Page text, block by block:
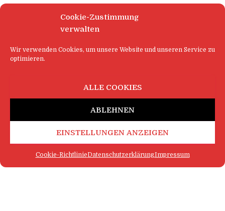
Cookie-Zustimmung
verwalten
Wir verwenden Cookies, um unsere Website und unseren Service zu
optimieren.
ALLE COOKIES
ABLEHNEN
EINSTELLUNGEN ANZEIGEN
Cookie-RichtlinieDatenschutzerklärungImpressum